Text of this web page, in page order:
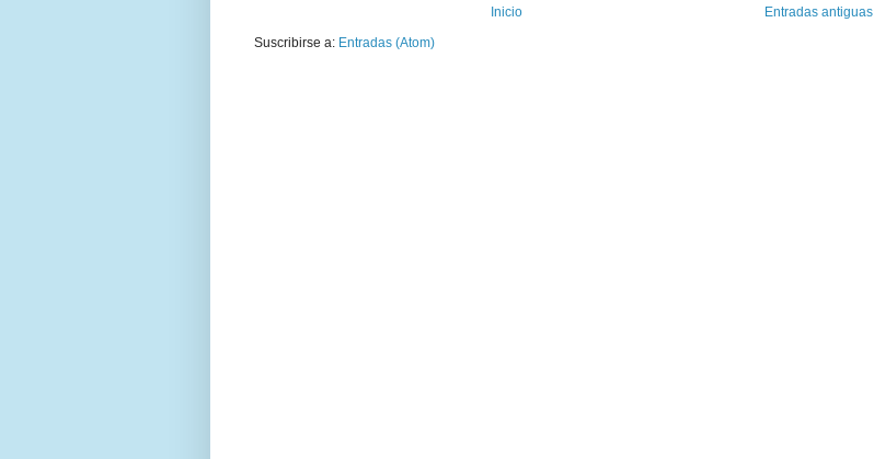
Entradas antiguas
Inicio
Suscribirse a: Entradas (Atom)